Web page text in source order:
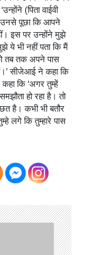
(पिता वाईवी
उनसे पूछा कि आपने
इस पर उन्होंने मुझे
ये भी नहीं पता कि मैं
तब तक अपने पास
सीजेआई ने कहा कि
कि ‘अगर तुम्हें
हो रहा है। तो
है। कभी भी बतौर
लगे कि तुम्हारे पास